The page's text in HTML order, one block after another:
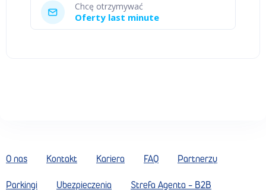
Chcę otrzymywać
Oferty last minute
O nas Kontakt Kariera FAQ Partnerzy
Parkingi Ubezpieczenia Strefa Agenta - B2B